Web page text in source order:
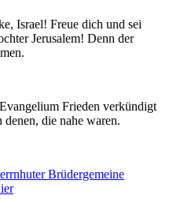
Israel! Freue dich und sei
Jerusalem! Denn der
Frieden verkündigt
die nahe waren.
Brüdergemeine